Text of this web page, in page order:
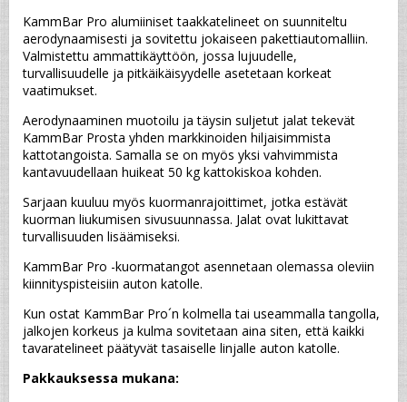
KammBar Pro alumiiniset taakkatelineet on suunniteltu
aerodynaamisesti ja sovitettu jokaiseen pakettiautomalliin.
Valmistettu ammattikäyttöön, jossa lujuudelle,
turvallisuudelle ja pitkäikäisyydelle asetetaan korkeat
vaatimukset.
Aerodynaaminen muotoilu ja täysin suljetut jalat tekevät
KammBar Prosta yhden markkinoiden hiljaisimmista
kattotangoista. Samalla se on myös yksi vahvimmista
kantavuudellaan huikeat 50 kg kattokiskoa kohden.
Sarjaan kuuluu myös kuormanrajoittimet, jotka estävät
kuorman liukumisen sivusuunnassa. Jalat ovat lukittavat
turvallisuuden lisäämiseksi.
KammBar Pro -kuormatangot asennetaan olemassa oleviin
kiinnityspisteisiin auton katolle.
Kun ostat KammBar Pro´n kolmella tai useammalla tangolla,
jalkojen korkeus ja kulma sovitetaan aina siten, että kaikki
tavaratelineet päätyvät tasaiselle linjalle auton katolle.
Pakkauksessa mukana: